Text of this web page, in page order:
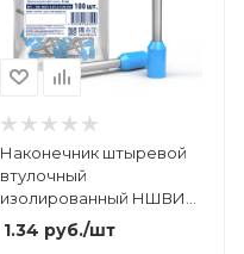
Наконечник штыревой
втулочный
изолированный НШВИ
0.25-8 TOKOV ELECTRIC
TKE-NSVI-0.25-8-C28/100
1.34 руб./шт